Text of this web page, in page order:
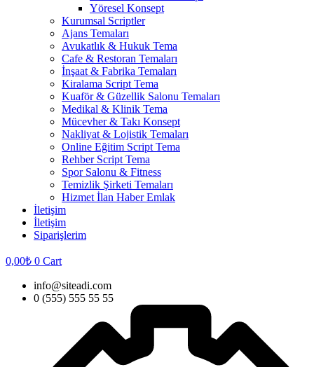
Yöresel Konsept
Kurumsal Scriptler
Ajans Temaları
Avukatlık & Hukuk Tema
Cafe & Restoran Temaları
İnşaat & Fabrika Temaları
Kiralama Script Tema
Kuaför & Güzellik Salonu Temaları
Medikal & Klinik Tema
Mücevher & Takı Konsept
Nakliyat & Lojistik Temaları
Online Eğitim Script Tema
Rehber Script Tema
Spor Salonu & Fitness
Temizlik Şirketi Temaları
Hizmet İlan Haber Emlak
İletişim
İletişim
Siparişlerim
0,00₺ 0 Cart
info@siteadi.com
0 (555) 555 55 55